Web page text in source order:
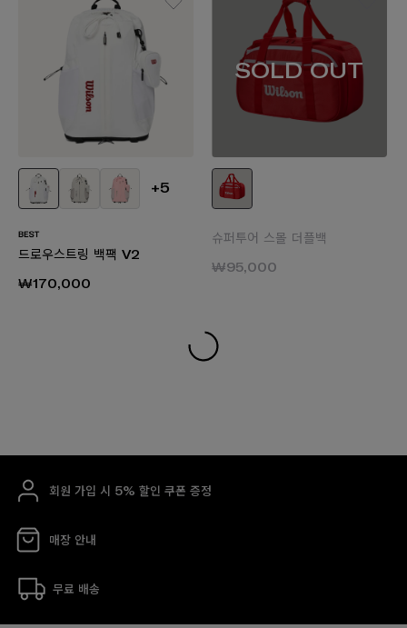
+5
드로우스트링 백팩 V2
₩170,000
SOLD OUT
슈퍼투어 스몰 더플백
₩95,000
회원 가입 시 5% 할인 쿠폰 증정
매장 안내
무료 배송